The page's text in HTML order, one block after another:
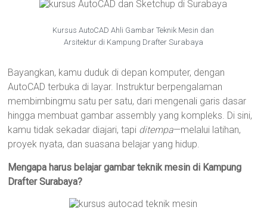
Kursus AutoCAD Ahli Gambar Teknik Mesin dan
Arsitektur di Kampung Drafter Surabaya
Bayangkan, kamu duduk di depan komputer, dengan
AutoCAD terbuka di layar. Instruktur berpengalaman
membimbingmu satu per satu, dari mengenali garis dasar
hingga membuat gambar assembly yang kompleks. Di sini,
kamu tidak sekadar diajari, tapi ditempa—melalui latihan,
proyek nyata, dan suasana belajar yang hidup.
Mengapa harus belajar gambar teknik mesin di Kampung
Drafter Surabaya?